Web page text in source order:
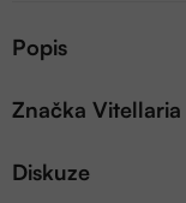
Popis
Značka Vitellaria
Diskuze